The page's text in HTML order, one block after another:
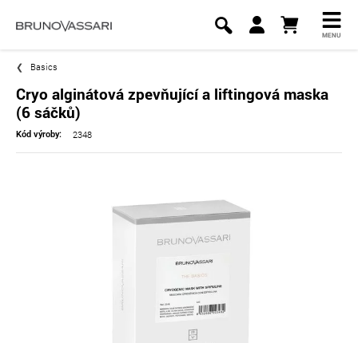
MENU
Basics
Cryo alginátová zpevňující a liftingová maska
(6 sáčků)
Kód výroby: 2348